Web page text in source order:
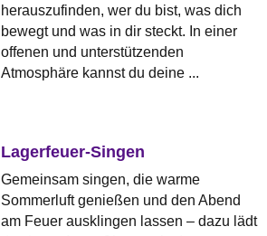
herauszufinden, wer du bist, was dich
bewegt und was in dir steckt. In einer
offenen und unterstützenden
Atmosphäre kannst du deine ...
Lagerfeuer-Singen
Gemeinsam singen, die warme
Sommerluft genießen und den Abend
am Feuer ausklingen lassen – dazu lädt